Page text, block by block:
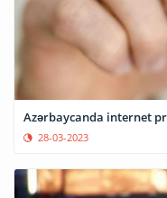
Azərbaycanda internet
28-03-2023